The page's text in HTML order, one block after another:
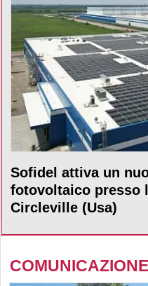
Sofidel attiva un
fotovoltaico presso
Circleville (Usa)